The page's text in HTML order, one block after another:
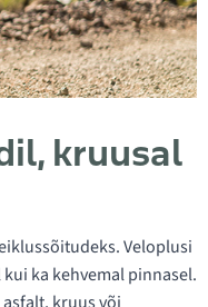
kruusal
Veloplusi
ka kehvemal pinnasel.